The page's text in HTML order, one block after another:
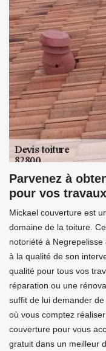
Parvenez à
pour vos
Mickael couverture est
domaine de la toiture.
notoriété à
à la qualité de son
qualité pour tous vos
réparation ou une
suffit de lui demander
où vous comptez
couverture pour vous
gratuit dans un meilleur